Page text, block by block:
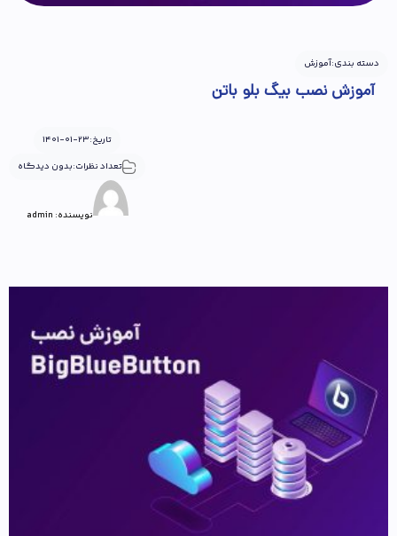
دسته بندی:آموزش
آموزش نصب بیگ بلو باتن
تاریخ:1401-01-23
تعداد نظرات:بدون دیدگاه
نویسنده: admin